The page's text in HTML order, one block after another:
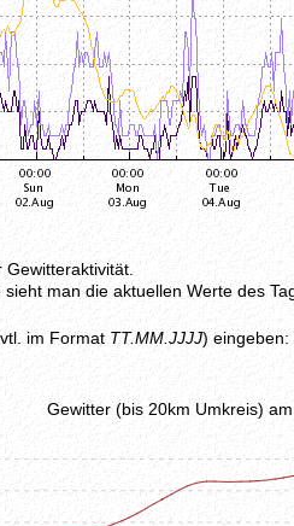
sieht man die aktuellen Werte des
im Format TT.MM.JJJJ) eingeben:
Gewitter (bis 20km Umkreis)